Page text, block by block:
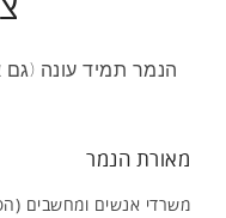
הנמר תמיד עונה (גם
מאורת הנמר
משרדי אנשים ומחשבים